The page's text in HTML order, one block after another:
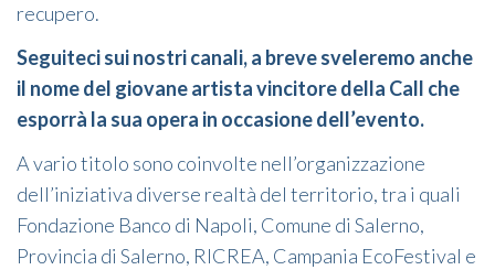
recupero.
Seguiteci sui nostri canali, a breve sveleremo anche
il nome del giovane artista vincitore della Call che
esporrà la sua opera in occasione dell’evento.
A vario titolo sono coinvolte nell’organizzazione
dell’iniziativa diverse realtà del territorio, tra i quali
Fondazione Banco di Napoli, Comune di Salerno,
Provincia di Salerno, RICREA, Campania EcoFestival e